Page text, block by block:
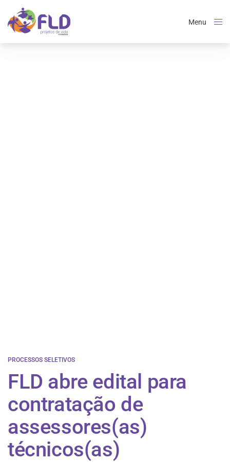
Menu
PROCESSOS SELETIVOS
FLD abre edital para
contratação de
assessores(as)
técnicos(as)